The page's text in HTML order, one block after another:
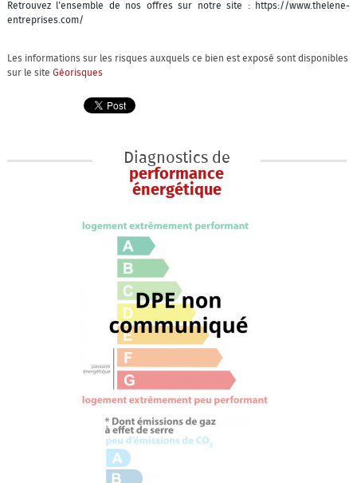
Retrouvez l'ensemble de nos offres sur notre site : https://www.thelene-
entreprises.com/
Les informations sur les risques auxquels ce bien est exposé sont disponibles
sur le site Géorisques
Diagnostics de
performance
énergétique